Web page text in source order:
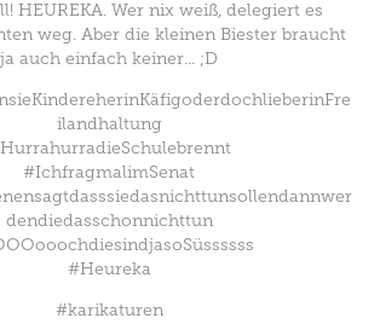
HEUREKA. Wer nix weiß, delegiert es
weg. Aber die kleinen Biester braucht
ja auch einfach keiner... ;D
ilandhaltung
#IchfragmalimSenat
dendiedasschonnichttun
#Heureka
#karikaturen